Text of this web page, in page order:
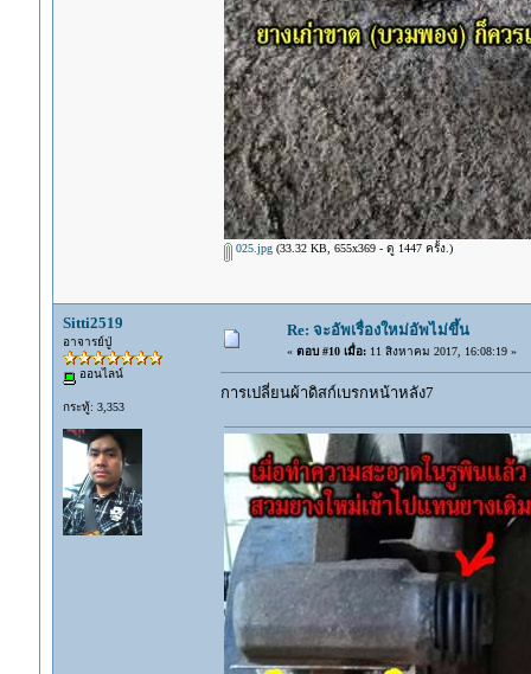
025.jpg(33.32 KB, 655x369 - ดู 1447 ครั้ง.)
Sitti2519
อาจารย์ปู่
ออนไลน์
กระทู้: 3,353
Re: จะอัพเรื่องใหม่อัพไม่ขึ้น
« ตอบ #10 เมื่อ:11 สิงหาคม 2017, 16:08:19 »
การเปลี่ยนผ้าดิสก์เบรกหน้าหลัง7